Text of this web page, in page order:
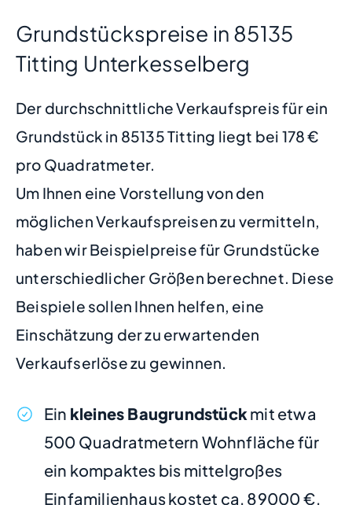
Grundstückspreise in 85135
Titting Unterkesselberg
Der durchschnittliche Verkaufspreis für ein
Grundstück in 85135 Titting liegt bei 178 €
pro Quadratmeter.
Um Ihnen eine Vorstellung von den
möglichen Verkaufspreisen zu vermitteln,
haben wir Beispielpreise für Grundstücke
unterschiedlicher Größen berechnet. Diese
Beispiele sollen Ihnen helfen, eine
Einschätzung der zu erwartenden
Verkaufserlöse zu gewinnen.
Ein kleines Baugrundstückmit etwa
500 Quadratmetern Wohnfläche für
ein kompaktes bis mittelgroßes
Einfamilienhaus kostet ca. 89000 €.